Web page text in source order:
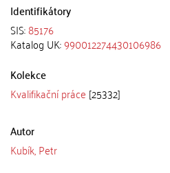
Identifikátory
SIS:85176
Katalog UK:990012274430106986
Kolekce
Kvalifikační práce [25332]
Autor
Kubík, Petr